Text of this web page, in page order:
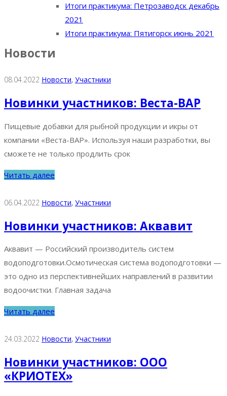
Итоги практикума: Петрозаводск декабрь
2021
Итоги практикума: Пятигорск июнь 2021
Новости
08.04.2022 Новости‚ Участники
Новинки участников: Веста-ВАР
Пищевые добавки для рыбной продукции и икры от
компании «Веста-ВАР». Используя наши разработки, вы
сможете не только продлить срок
Читать далее
06.04.2022 Новости‚ Участники
Новинки участников: Аквавит
Аквавит — Российский производитель систем
водоподготовки.Осмотическая система водоподготовки —
это одно из перспективнейших направлений в развитии
водоочистки. Главная задача
Читать далее
24.03.2022 Новости‚ Участники
Новинки участников: ООО
«КРИОТЕХ»